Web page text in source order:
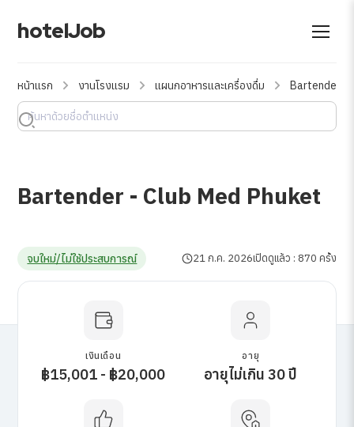
hotelJob
หน้าแรก งานโรงแรม แผนกอาหารและเครื่องดื่ม Bartender -
Bartender - Club Med Phuket
จบใหม่/ไม่ใช้ประสบการณ์ 21 ก.ค. 2026เปิดดูแล้ว : 870 ครั้ง
เงินเดือน
฿15,001 - ฿20,000
อายุ
อายุไม่เกิน 30 ปี